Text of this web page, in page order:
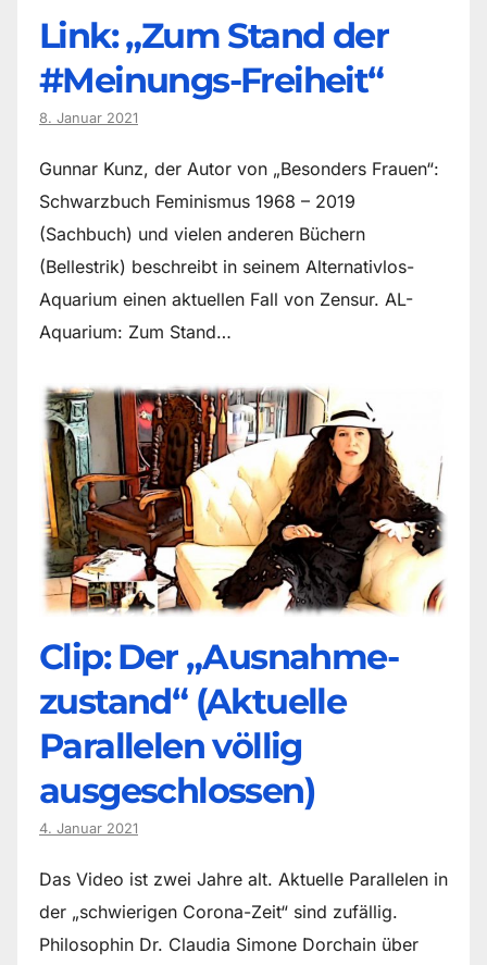
Link: „Zum Stand der
#Meinungs-Freiheit“
8. Januar 2021
Gunnar Kunz, der Autor von „Besonders Frauen“:
Schwarzbuch Feminismus 1968 – 2019
(Sachbuch) und vielen anderen Büchern
(Bellestrik) beschreibt in seinem Alternativlos-
Aquarium einen aktuellen Fall von Zensur. AL-
Aquarium: Zum Stand…
Clip: Der „Ausnahme-
zustand“ (Aktuelle
Parallelen völlig
ausgeschlossen)
4. Januar 2021
Das Video ist zwei Jahre alt. Aktuelle Parallelen in
der „schwierigen Corona-Zeit“ sind zufällig.
Philosophin Dr. Claudia Simone Dorchain über